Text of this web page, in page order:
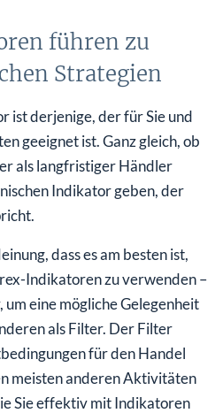
führen zu
Strategien
ist derjenige, der für Sie und
geeignet ist. Ganz gleich, ob
als langfristiger Händler
Indikator geben, der
dass es am besten ist,
Indikatoren zu verwenden –
eine mögliche Gelegenheit
als Filter. Der Filter
für den Handel
meisten anderen Aktivitäten
Sie effektiv mit Indikatoren